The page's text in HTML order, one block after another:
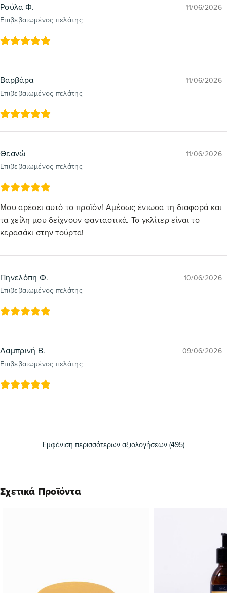
Ρούλα Φ.
Επιβεβαιωμένος πελάτης
11/06/2026
Βαρβάρα
Επιβεβαιωμένος πελάτης
11/06/2026
Θεανώ
Επιβεβαιωμένος πελάτης
11/06/2026
Μου αρέσει αυτό το προϊόν! Αμέσως ένιωσα τη διαφορά και
τα χείλη μου δείχνουν φανταστικά. Το γκλίτερ είναι το
κερασάκι στην τούρτα!
Πηνελόπη Φ.
Επιβεβαιωμένος πελάτης
10/06/2026
Λαμπρινή Β.
Επιβεβαιωμένος πελάτης
09/06/2026
Εμφάνιση περισσότερων αξιολογήσεων (495)
Σχετικά Προϊόντα